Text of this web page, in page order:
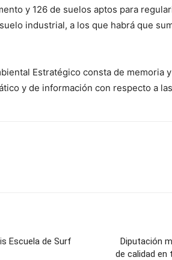
y 126 de suelos aptos para
industrial, a los que habrá que
Estratégico consta de memoria
y de información con respecto a
Escuela de Surf
Diputación
de calidad en